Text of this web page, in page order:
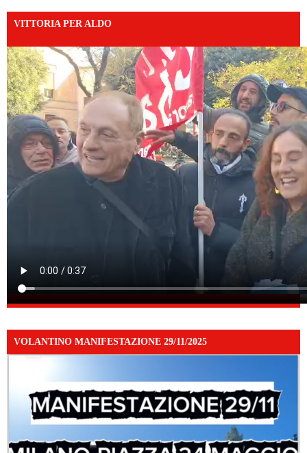
VITTORIA PER ALDO
VOLANTINO MANIFESTAZIONE 29/11/2025